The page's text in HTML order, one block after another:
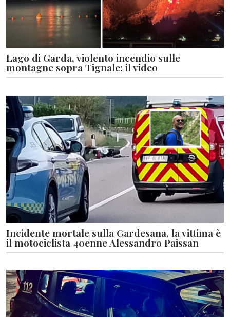
Lago di Garda, violento incendio sulle
montagne sopra Tignale: il video
Incidente mortale sulla Gardesana, la vittima è
il motociclista 40enne Alessandro Paissan